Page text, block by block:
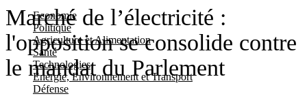
Economie
Politique
Agriculture et Alimentation
Santé
Technologies
Energie, Environnement et Transport
Défense
Marché de l’électricité :
l'opposition se consolide contre
le mandat du Parlement